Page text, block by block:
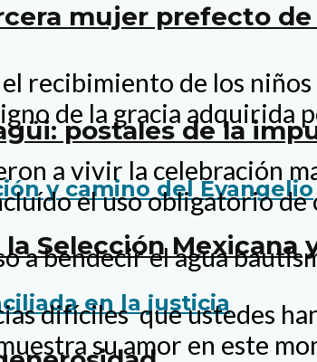
mujer prefecto
postales de la
Selección Mexicana
recibimiento de los
de la gracia adquirida
a vivir la celebración
el uso obligatorio de
a bendecir el agua
difíciles que ustedes
su amor en este